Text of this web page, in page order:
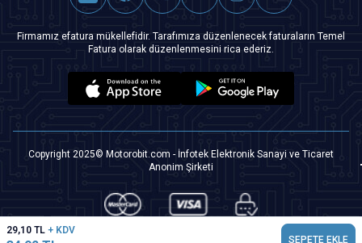
29,10 TL + KDV
SEPETE EKLE
Firmamız efatura mükellefidir. Tarafımıza düzenlenecek faturaların Temel
Fatura olarak düzenlenmesini rica ederiz.
Copyright 2025© Motorobit.com - İnfotek Elektronik Sanayi ve Ticaret
Anonim Şirketi